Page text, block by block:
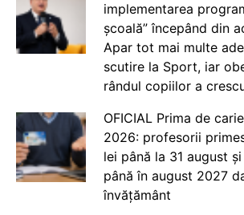
implementarea
școală” începând din
Apar tot mai multe
scutire la Sport, iar
rândul copiilor a
OFICIAL Prima de
2026: profesorii
lei până la 31 august
până în august 2027
învățământ